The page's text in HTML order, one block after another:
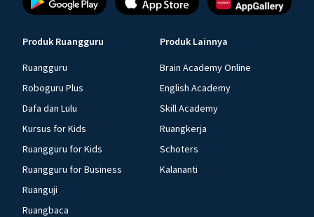
Produk Ruangguru
Ruangguru
Roboguru Plus
Dafa dan Lulu
Kursus for Kids
Ruangguru for Kids
Ruangguru for Business
Ruanguji
Ruangbaca
Produk Lainnya
Brain Academy Online
English Academy
Skill Academy
Ruangkerja
Schoters
Kalananti